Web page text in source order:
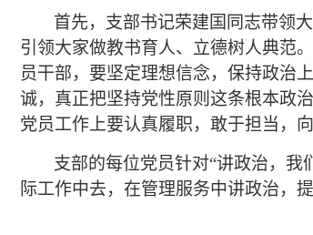
首先，支部书记荣建国同志带领
引领大家做教书育人、立德树人典范
员干部，要坚定理想信念，保持政治
诚，真正把坚持党性原则这条根本政
党员工作上要认真履职，敢于担当，
支部的每位党员针对“讲政治，我
际工作中去，在管理服务中讲政治，